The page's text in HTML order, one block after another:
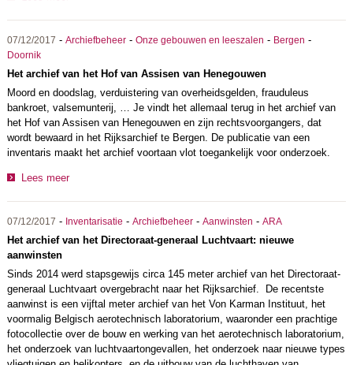
07/12/2017 - Archiefbeheer- Onze gebouwen en leeszalen - Bergen -
Doornik
Het archief van het Hof van Assisen van Henegouwen
Moord en doodslag, verduistering van overheidsgelden, frauduleus
bankroet, valsemunterij, … Je vindt het allemaal terug in het archief van
het Hof van Assisen van Henegouwen en zijn rechtsvoorgangers, dat
wordt bewaard in het Rijksarchief te Bergen. De publicatie van een
inventaris maakt het archief voortaan vlot toegankelijk voor onderzoek.
Lees meer
07/12/2017 - Inventarisatie - Archiefbeheer- Aanwinsten - ARA
Het archief van het Directoraat-generaal Luchtvaart: nieuwe
aanwinsten
Sinds 2014 werd stapsgewijs circa 145 meter archief van het Directoraat-
generaal Luchtvaart overgebracht naar het Rijksarchief. De recentste
aanwinst is een vijftal meter archief van het Von Karman Instituut, het
voormalig Belgisch aerotechnisch laboratorium, waaronder een prachtige
fotocollectie over de bouw en werking van het aerotechnisch laboratorium,
het onderzoek van luchtvaartongevallen, het onderzoek naar nieuwe types